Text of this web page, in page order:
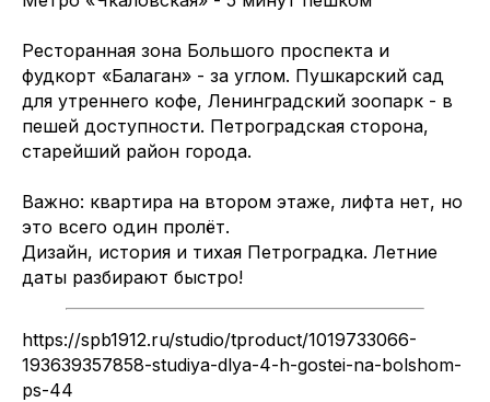
Ресторанная зона Большого проспекта и
фудкорт «Балаган» - за углом. Пушкарский сад
для утреннего кофе, Ленинградский зоопарк - в
пешей доступности. Петроградская сторона,
старейший район города.
Важно: квартира на втором этаже, лифта нет, но
это всего один пролёт.
Дизайн, история и тихая Петроградка. Летние
даты разбирают быстро!
https://spb1912.ru/studio/tproduct/1019733066-
193639357858-studiya-dlya-4-h-gostei-na-bolshom-
ps-44